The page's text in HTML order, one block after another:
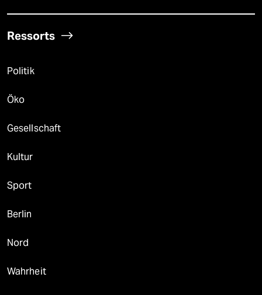
Ressorts
Politik
Öko
Gesellschaft
Kultur
Sport
Berlin
Nord
Wahrheit